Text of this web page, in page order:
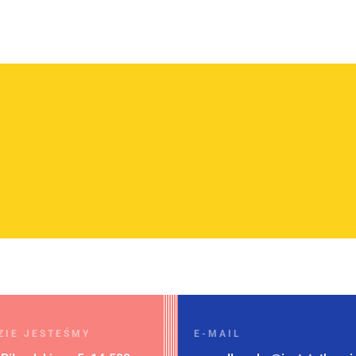
JESTEŚMY E-MAIL